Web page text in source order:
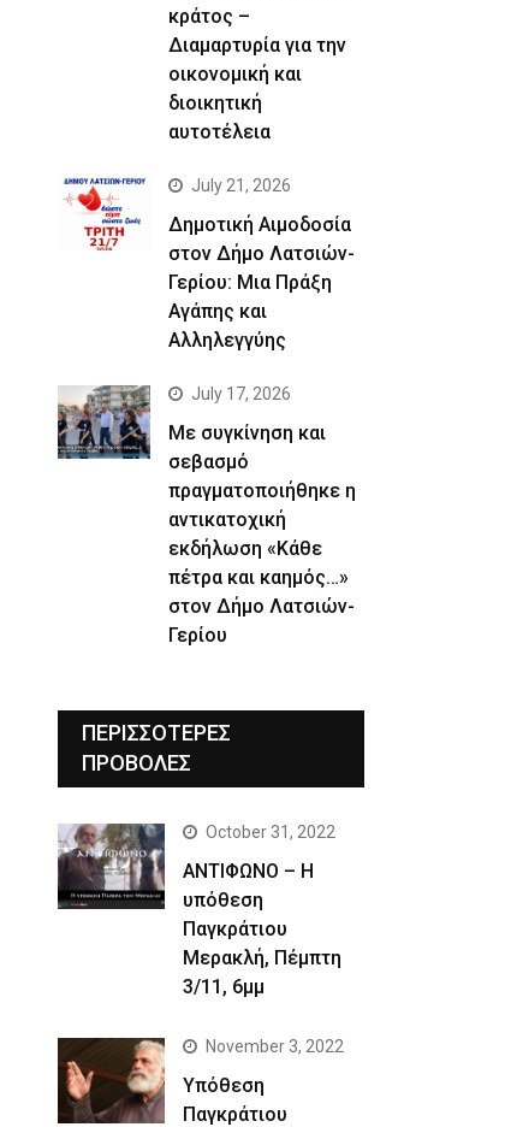
κράτος –
Διαμαρτυρία για την
οικονομική και
διοικητική
αυτοτέλεια
July 21, 2026
Δημοτική Αιμοδοσία
στον Δήμο Λατσιών-
Γερίου: Μια Πράξη
Αγάπης και
Αλληλεγγύης
July 17, 2026
Με συγκίνηση και
σεβασμό
πραγματοποιήθηκε η
αντικατοχική
εκδήλωση «Κάθε
πέτρα και καημός…»
στον Δήμο Λατσιών-
Γερίου
ΠΕΡΙΣΣΟΤΕΡΕΣ
ΠΡΟΒΟΛΕΣ
October 31, 2022
ΑΝΤΙΦΩΝΟ – Η
υπόθεση
Παγκράτιου
Μερακλή, Πέμπτη
3/11, 6μμ
November 3, 2022
Yπόθεση
Παγκράτιου